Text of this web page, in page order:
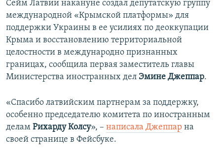
Сейм Латвии накануне создал депутатскую группу
международной «Крымской платформы» для
поддержки Украины в ее усилиях по деоккупации
Крыма и восстановлению территориальной
целостности в международно признанных
границах, сообщила первая заместитель главы
Министерства иностранных дел Эмине Джеппар.
«Спасибо латвийским партнерам за поддержку,
особенно председателю комитета по иностранным
делам Рихарду Колсу», – написала Джеппар на
своей странице в Фейсбуке.